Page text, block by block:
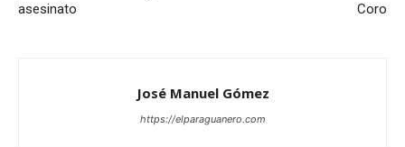
asesinato
Coro
José Manuel Gómez
https://elparaguanero.com